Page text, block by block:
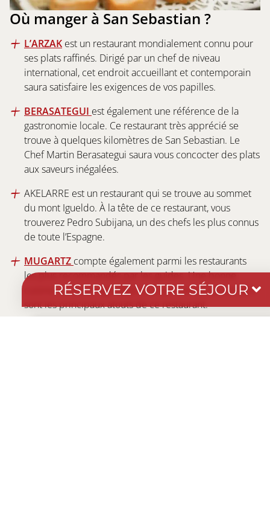
RÉSERVEZ VOTRE SÉJOUR
Où manger à San Sebastian ?
L’ARZAK est un restaurant mondialement connu pour
ses plats raffinés. Dirigé par un chef de niveau
international, cet endroit accueillant et contemporain
saura satisfaire les exigences de vos papilles.
BERASATEGUI est également une référence de la
gastronomie locale. Ce restaurant très apprécié se
trouve à quelques kilomètres de San Sebastian. Le
Chef Martin Berasategui saura vous concocter des plats
aux saveurs inégalées.
AKELARRE est un restaurant qui se trouve au sommet
du mont Igueldo. À la tête de ce restaurant, vous
trouverez Pedro Subijana, un des chefs les plus connus
de toute l’Espagne.
MUGARTZ compte également parmi les restaurants
les plus recommandés par les guides. Une bonne
cuisine, un décor agréable et un personnel accueillant
sont les principaux atouts de ce restaurant.